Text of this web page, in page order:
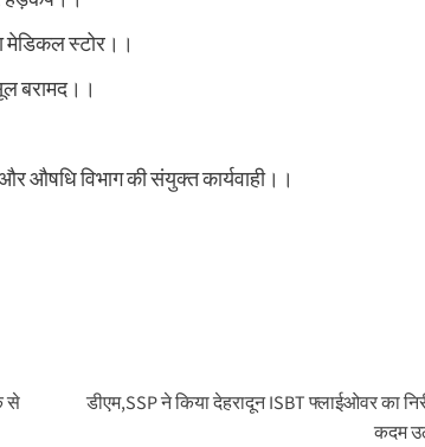
मेडिकल स्टोर।।
बरामद।।
औषधि विभाग की संयुक्त कार्यवाही।।
से
डीएम,SSP ने किया देहरादून ISBT फ्लाईओवर का
कदम